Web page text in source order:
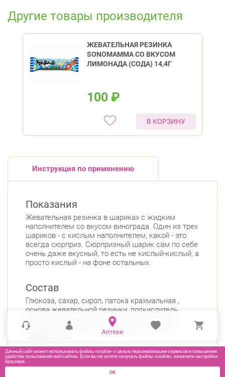
Другие товары производителя
ЖЕВАТЕЛЬНАЯ РЕЗИНКА
SONOMAMMA СО ВКУСОМ
ЛИМОНАДА (СОДА) 14,4Г
100 ₽
В КОРЗИНУ
Инструкция по применению
Показания
Жевательная резинка в шариках с жидким
наполнителем со вкусом винограда. Один из трех
шариков - с кислым наполнителем, какой - это
всегда сюрприз. Сюрпризный шарик сам по себе
очень даже вкусный, то есть не кислый-кислый, а
просто кислый - на фоне остальных.
Состав
Глюкоза, сахар, сироп, патока крахмальная ,
основа жевательной резинки, подкислитель,
ароматизатор, лактат кальция, смягчитель,
пищевой краситель (антоцианин), экстракт
Данный сайт может использовать файлы «cookie» с целью персонализации сервисов и повышения
удобства пользования веб-сайтом. Если вы не хотите получать файлы «cookie», измените настройки
браузера.
ОК